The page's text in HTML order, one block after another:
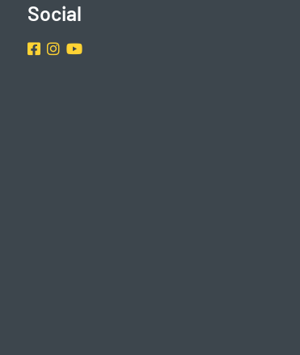
Social
Facebook
Instragram
Youtube